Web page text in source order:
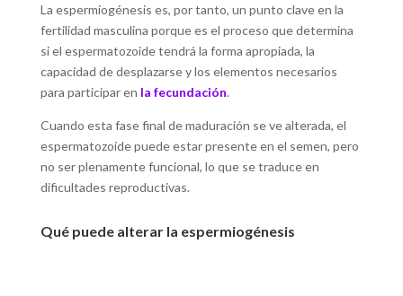
La espermiogénesis es, por tanto, un punto clave en la
fertilidad masculina porque es el proceso que determina
si el espermatozoide tendrá la forma apropiada, la
capacidad de desplazarse y los elementos necesarios
para participar en la fecundación.
Cuando esta fase final de maduración se ve alterada, el
espermatozoide puede estar presente en el semen, pero
no ser plenamente funcional, lo que se traduce en
dificultades reproductivas.
Qué puede alterar la espermiogénesis